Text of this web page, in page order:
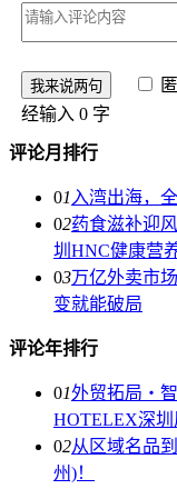
经输入 0 字
评论月排行
01 入湾出海，
02药食滋补迎
圳HNC健康营
03万亿外卖市
变就能破局
评论年排行
01外贸拓局・
HOTELEX深
02从区域名品
州)！